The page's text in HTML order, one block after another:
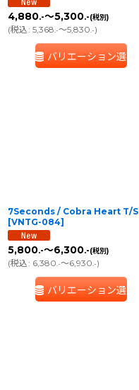
4,880.-～5,300.-(税別)
(税込: 5,368.-～5,830.-)
バリエーション選択
7Seconds / Cobra Heart T/S
[VNTG-084]
5,800.-～6,300.-(税別)
(税込: 6,380.-～6,930.-)
バリエーション選択